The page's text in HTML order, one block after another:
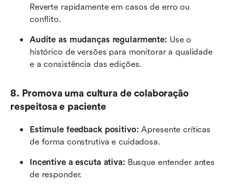
Reverte rapidamente em casos de erro ou
conflito.
Audite as mudanças regularmente: Use o
histórico de versões para monitorar a qualidade
e a consistência das edições.
8. Promova uma cultura de colaboração
respeitosa e paciente
Estimule feedback positivo: Apresente críticas
de forma construtiva e cuidadosa.
Incentive a escuta ativa: Busque entender antes
de responder.